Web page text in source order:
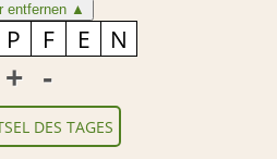
entfernen ▲
+ -
DES TAGES